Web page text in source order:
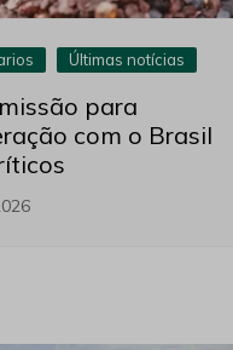
Últimas notícias
para
com o Brasil